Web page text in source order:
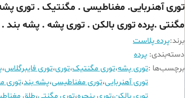
توری آهنربایی. مغناطیسی . مگنتیک . توری
مگنتی .پرده توری بالکن . توری پشه . پشه بند .
برند:پرده پلاست
دسته‌بندی: پرده
برچسب‌ها :توری پشه،توری مگنتیک،توری،توری فایبرگلاس،
توری آهنربایی،توری مغناطیسی،پشه بند،توری